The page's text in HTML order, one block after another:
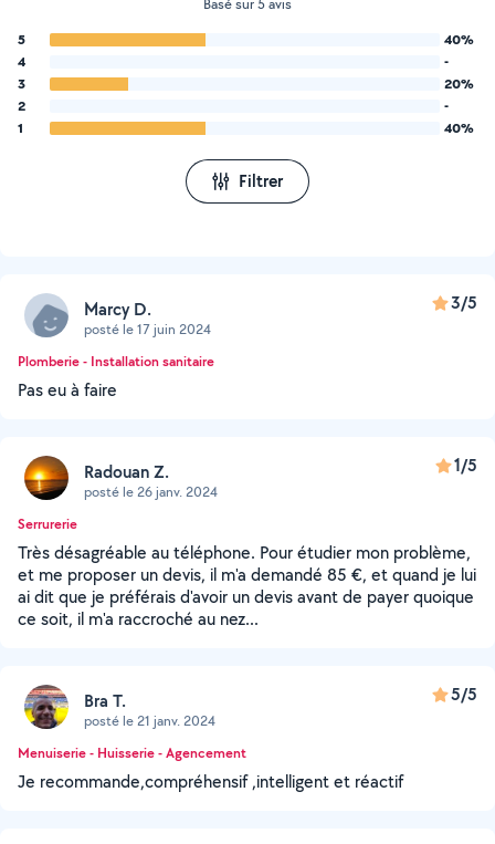
Basé sur 5 avis
5
40%
4
-
3
20%
2
-
1
40%
Filtrer
Marcy D.
posté le 17 juin 2024
3/5
Plomberie - Installation sanitaire
Pas eu à faire
Radouan Z.
posté le 26 janv. 2024
1/5
Serrurerie
Très désagréable au téléphone. Pour étudier mon problème,
et me proposer un devis, il m'a demandé 85 €, et quand je lui
ai dit que je préférais d'avoir un devis avant de payer quoique
ce soit, il m'a raccroché au nez...
Bra T.
posté le 21 janv. 2024
5/5
Menuiserie - Huisserie - Agencement
Je recommande,compréhensif ,intelligent et réactif